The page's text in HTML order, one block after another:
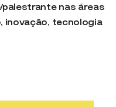
nas áreas
inovação, tecnologia